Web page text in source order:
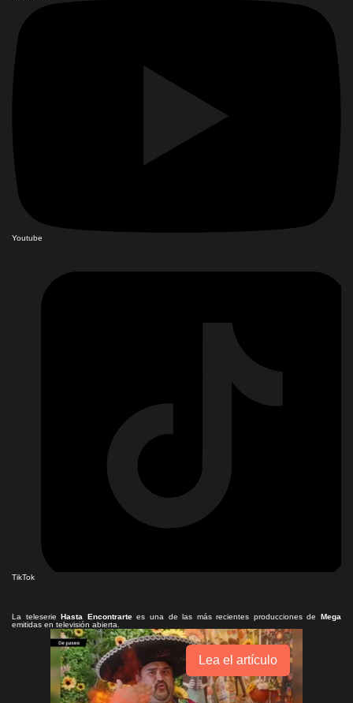
Youtube
TikTok
La teleserieHasta Encontrartees una de las más recientes producciones deMega
emitidas en televisión abierta.
Lea el artículo